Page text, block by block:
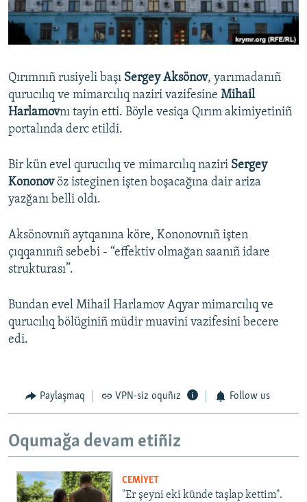
Русский
Українською
QOŞULIÑIZ!
Qırımnıñ rusiyeli başı Sergey Aksönov, yarımadanıñ
qurucılıq ve mimarcılıq naziri vazifesine Mihail
Harlamovnı tayin etti. Böyle vesiqa Qırım akimiyetiniñ
portalında derc etildi.
Bir kün evel qurucılıq ve mimarcılıq naziri Sergey
Kononovöz isteginen işten boşacağına dair ariza
yazğanı belli oldı.
Aksönovnıñ aytqanına köre, Kononovnıñ işten
çıqqanınıñ sebebi - “effektiv olmağan saanıñ idare
strukturası”.
Bundan evel Mihail Harlamov Aqyar mimarcılıq ve
qurucılıq bölüginiñ müdir muavini vazifesini becere
edi.
Paylaşmaq VPN-siz oquñız Follow us
Oqumağa devam etiñiz
CEMİYET
"Er şeyni eki künde taşlap kettim".